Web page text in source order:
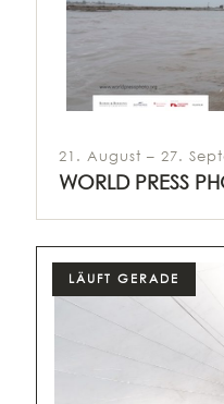
21. August – 27.
WORLD PRESS
LÄUFT GERADE